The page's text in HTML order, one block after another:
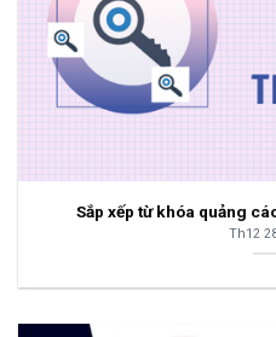
Sắp xếp từ khóa quảng
Th12